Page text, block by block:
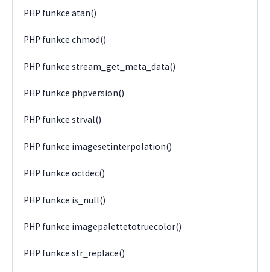
PHP funkce atan()
PHP funkce chmod()
PHP funkce stream_get_meta_data()
PHP funkce phpversion()
PHP funkce strval()
PHP funkce imagesetinterpolation()
PHP funkce octdec()
PHP funkce is_null()
PHP funkce imagepalettetotruecolor()
PHP funkce str_replace()